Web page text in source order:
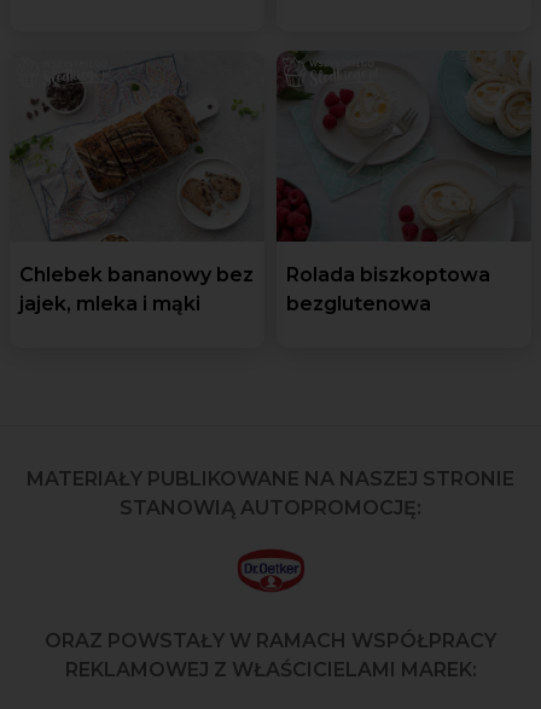
Chlebek bananowy bez
jajek, mleka i mąki
Rolada biszkoptowa
bezglutenowa
MATERIAŁY PUBLIKOWANE NA NASZEJ STRONIE
STANOWIĄ AUTOPROMOCJĘ:
ORAZ POWSTAŁY W RAMACH WSPÓŁPRACY
REKLAMOWEJ Z WŁAŚCICIELAMI MAREK: